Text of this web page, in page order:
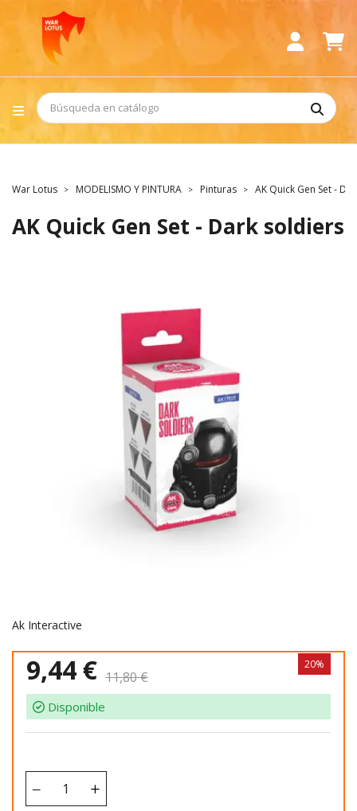
War Lotus MODELISMO Y PINTURA Pinturas AK Quick Gen Set -
AK Quick Gen Set - Dark soldiers
Ak Interactive
9,44 € 11,80 €
20%
Disponible